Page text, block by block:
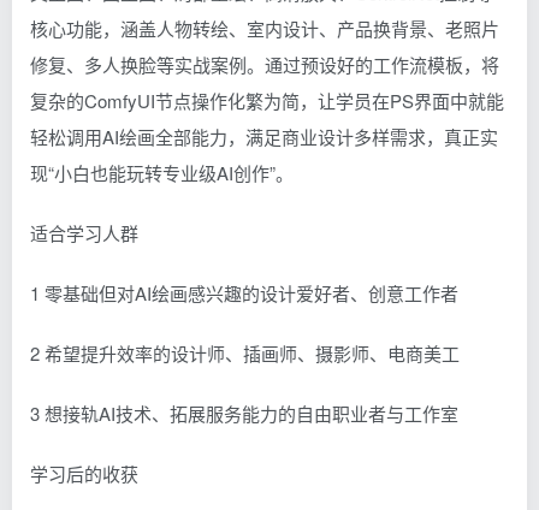
核心功能，涵盖人物转绘、室内设计、产品换背景、老照片
修复、多人换脸等实战案例。通过预设好的工作流模板，将
复杂的ComfyUI节点操作化繁为简，让学员在PS界面中就能
轻松调用AI绘画全部能力，满足商业设计多样需求，真正实
现“小白也能玩转专业级AI创作”。
适合学习人群
1 零基础但对AI绘画感兴趣的设计爱好者、创意工作者
2 希望提升效率的设计师、插画师、摄影师、电商美工
3 想接轨AI技术、拓展服务能力的自由职业者与工作室
学习后的收获